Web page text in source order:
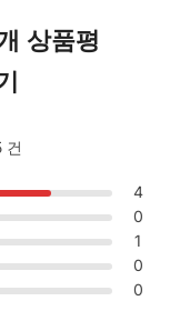
상품평
건
4
0
1
0
0